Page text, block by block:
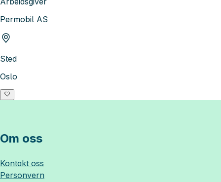
Permobil AS
Sted
Oslo
Om oss
Kontakt oss
Personvern